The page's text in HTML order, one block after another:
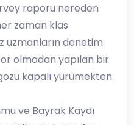
raporu nereden
zaman klas
uzmanların denetim
olmadan yapılan bir
kapalı yürümekten
ve Bayrak Kaydı